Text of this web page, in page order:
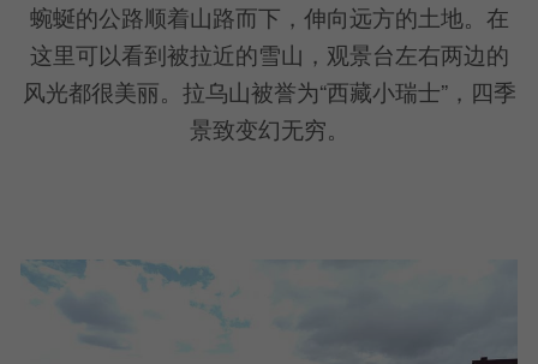
蜿蜒的公路顺着山路而下，伸向远方的土地。在
这里可以看到被拉近的雪山，观景台左右两边的
风光都很美丽。拉乌山被誉为“西藏小瑞士”，四季
景致变幻无穷。